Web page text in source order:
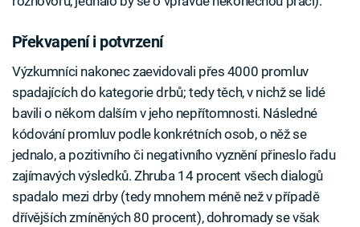
Překvapení i potvrzení
Výzkumníci nakonec zaevidovali přes 4000 promluv
spadajících do kategorie drbů; tedy těch, v nichž se lidé
bavili o někom dalším v jeho nepřítomnosti. Následné
kódování promluv podle konkrétních osob, o něž se
jednalo, a pozitivního či negativního vyznění přineslo řadu
zajímavých výsledků. Zhruba 14 procent všech dialogů
spadalo mezi drby (tedy mnohem méně než v případě
dřívějších zmíněných 80 procent), dohromady se však